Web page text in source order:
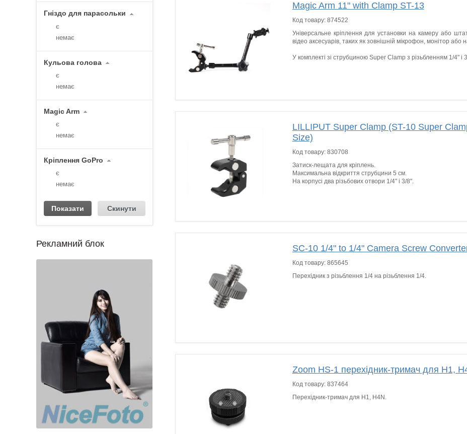
Гніздо для парасольки
є
немає
Кульова голова
є
немає
Magic Arm
є
немає
Кріплення GoPro
є
немає
1 2 3 4
Рекламний блок
Magic Arm 11" with Clamp ST-13
Код товару: 874522
Універсальне кріплення для установки на камеру або
відео аксесуарів, таких як зовнішній мікрофон, монітор або
У комплекті зі струбциною Super Clamp з різьбленням 1/4" і
LILLIPUT Super Clamp (ST-10 Super
Size)
Код товару: 830708
Затиск-лещата для кріплень.
Максимальна відкриття струбцини 5 см.
На корпусі два різьбових отвори 1/4" і 3/8".
SC-10 1/4" to 1/4" Camera Screw
Код товару: 865645
Перехідник з різьблення 1/4 на різьблення 1/4.
Zoom HS-1 перехідник-тримач для H1,
Код товару: 837464
Перехідник-тримач для H1, H4N.